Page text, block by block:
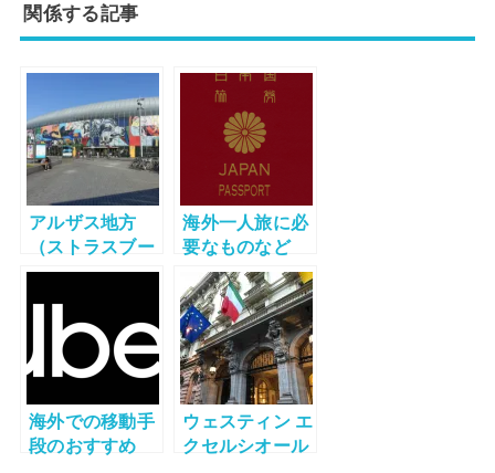
関係する記事
アルザス地方
（ストラスブー
ル、コルマー
ル、エギスハイ
ム）旅行記
part1
海外一人旅に必
要なものなど
海外での移動手
段のおすすめ
ウェスティン エ
クセルシオール